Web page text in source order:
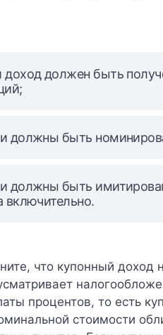
доход должен быть
должны быть
должны быть
включительно.
что купонный доход
процентов, то есть
стоимости